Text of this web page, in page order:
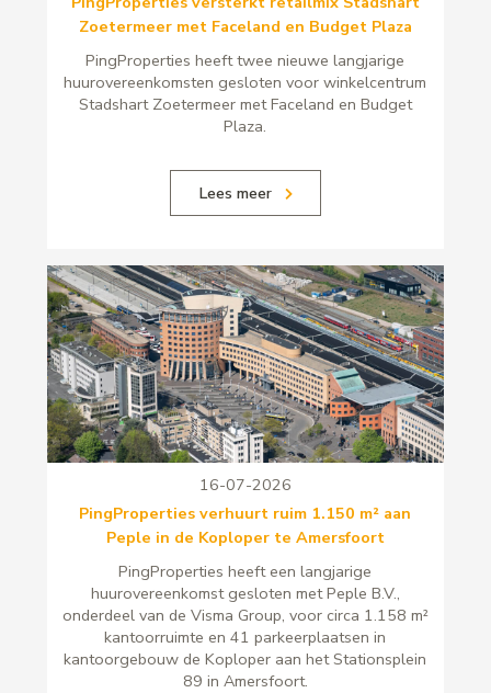
Zoetermeer met Faceland en Budget Plaza
PingProperties heeft twee nieuwe langjarige
huurovereenkomsten gesloten voor winkelcentrum
Stadshart Zoetermeer met Faceland en Budget
Plaza.
Lees meer
16-07-2026
PingProperties verhuurt ruim 1.150 m² aan
Peple in de Koploper te Amersfoort
PingProperties heeft een langjarige
huurovereenkomst gesloten met Peple B.V.,
onderdeel van de Visma Group, voor circa 1.158 m²
kantoorruimte en 41 parkeerplaatsen in
kantoorgebouw de Koploper aan het Stationsplein
89 in Amersfoort.